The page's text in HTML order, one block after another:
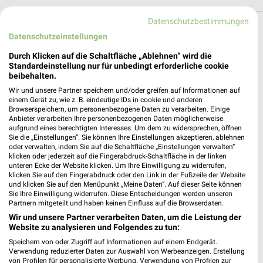
Filialen in der Umgebung
3 Filialen
Turmstraße 2a
94575 Hidring
Heute 07:00 - 18:30 Uhr |
Geöffnet
2,06 km • Angebote: 1 Prospekt
EDEKA Grubmüller Aicha
Wiesing 2 b
Heute 07:00 - 19:00 Uhr | Geöffnet
3,43 km • Angebote: 1 Prospekt
Datenschutzbestimmungen
Datenschutzeinstellungen
Durch Klicken auf die Schaltfläche „Ablehnen“ wird die
Standardeinstellung nur für unbedingt erforderliche cookie
beibehalten.
Wir und unsere Partner speichern und/oder greifen auf Informationen auf
einem Gerät zu, wie z. B. eindeutige IDs in cookie und anderen
Browserspeichern, um personenbezogene Daten zu verarbeiten. Einige
Anbieter verarbeiten Ihre personenbezogenen Daten möglicherweise
aufgrund eines berechtigten Interesses. Um dem zu widersprechen, öffnen
Sie die „Einstellungen“. Sie können Ihre Einstellungen akzeptieren, ablehnen
oder verwalten, indem Sie auf die Schaltfläche „Einstellungen verwalten“
klicken oder jederzeit auf die Fingerabdruck-Schaltfläche in der linken
unteren Ecke der Website klicken. Um Ihre Einwilligung zu widerrufen,
klicken Sie auf den Fingerabdruck oder den Link in der Fußzeile der Website
und klicken Sie auf den Menüpunkt „Meine Daten“. Auf dieser Seite können
Sie Ihre Einwilligung widerrufen. Diese Entscheidungen werden unseren
Partnern mitgeteilt und haben keinen Einfluss auf die Browserdaten.
Wir und unsere Partner verarbeiten Daten, um die Leistung der
Website zu analysieren und Folgendes zu tun:
Speichern von oder Zugriff auf Informationen auf einem Endgerät.
Verwendung reduzierter Daten zur Auswahl von Werbeanzeigen. Erstellung
von Profilen für personalisierte Werbung. Verwendung von Profilen zur